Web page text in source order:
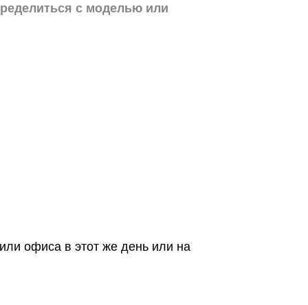
с моделью или
офиса в этот же день или на